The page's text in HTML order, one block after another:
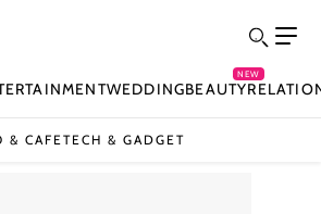
WEDDINGBEAUTY
NEW
& CAFETECH & GADGET